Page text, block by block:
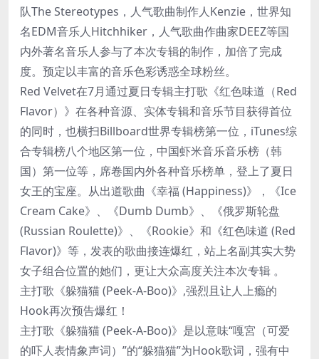
队The Stereotypes，人气歌曲制作人Kenzie，世界知
名EDM音乐人Hitchhiker，人气歌曲作曲家DEEZ等国
内外著名音乐人参与了本次专辑的制作，加倍了完成
度。预定以丰富的音乐色彩诱惑全球粉丝。
Red Velvet在7月通过夏日专辑主打歌《红色味道（Red
Flavor）》在各种音源、实体专辑和音乐节目获得首位
的同时，也横扫Billboard世界专辑榜第一位，iTunes综
合专辑榜八个地区第一位，中国虾米音乐音乐榜（韩
国）第一位等，席卷国内外各种音乐榜单，登上了夏日
女王的宝座。从出道歌曲《幸福 (Happiness)》，《Ice
Cream Cake》、《Dumb Dumb》、《俄罗斯轮盘
(Russian Roulette)》、《Rookie》和《红色味道 (Red
Flavor)》等，发表的歌曲接连爆红，站上名副其实大势
女子组合位置的她们，更让大众高度关注本次专辑 。
主打歌《躲猫猫 (Peek-A-Boo)》,强烈且让人上瘾的
Hook再次预告爆红！
主打歌《躲猫猫 (Peek-A-Boo)》是以意味“嘎宮（可爱
的吓人表情象声词）”的“躲猫猫”为Hook歌词，强有中